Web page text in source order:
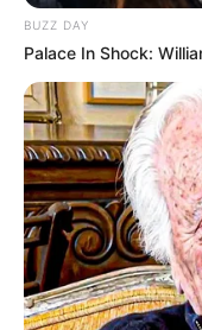
BUZZ DAY
Palace In Shock: